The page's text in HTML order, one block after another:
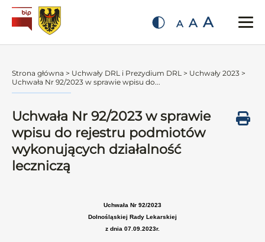
A A A
Strona główna > Uchwały DRL i Prezydium DRL > Uchwały 2023 >
Uchwała Nr 92/2023 w sprawie wpisu do...
Uchwała Nr 92/2023 w sprawie
wpisu do rejestru podmiotów
wykonujących działalność
leczniczą
Uchwała Nr 92/2023
Dolnośląskiej Rady Lekarskiej
z dnia 07.09.2023r.